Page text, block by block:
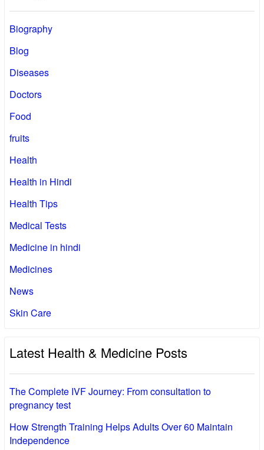
Biography
Blog
Diseases
Doctors
Food
fruits
Health
Health in Hindi
Health Tips
Medical Tests
Medicine in hindi
Medicines
News
Skin Care
Latest Health & Medicine Posts
The Complete IVF Journey: From consultation to
pregnancy test
How Strength Training Helps Adults Over 60 Maintain
Independence